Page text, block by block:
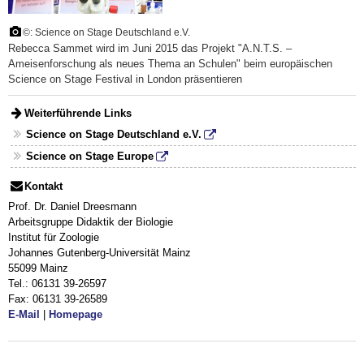
©: Science on Stage Deutschland e.V.
Rebecca Sammet wird im Juni 2015 das Projekt "A.N.T.S. –
Ameisenforschung als neues Thema an Schulen" beim europäischen
Science on Stage Festival in London präsentieren
Weiterführende Links
Science on Stage Deutschland e.V.
Science on Stage Europe
Kontakt
Prof. Dr. Daniel Dreesmann
Arbeitsgruppe Didaktik der Biologie
Institut für Zoologie
Johannes Gutenberg-Universität Mainz
55099 Mainz
Tel.: 06131 39-26597
Fax: 06131 39-26589
E-Mail
Homepage